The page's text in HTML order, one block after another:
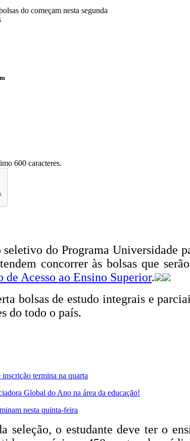
600 caracteres.
seletivo do Programa Universidade
concorrer às bolsas que
de Acesso ao Ensino Superior.
bolsas de estudo integrais e
do todo o país.
termina na quarta
Global do Ano na área da educação!
nesta quinta-feira
seleção, o estudante deve ter o